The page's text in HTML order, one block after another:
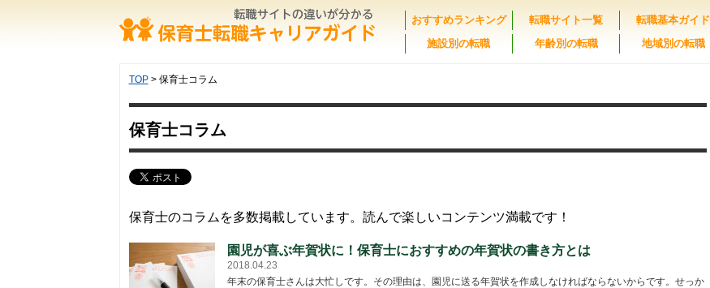
おすすめランキング 転職サイト一覧 転職基本ガイド
施設別の転職
年齢別の転職 地域別の転職
TOP> 保育士コラム
保育士コラム
保育士のコラムを多数掲載しています。読んで楽しいコンテンツ満載です！
園児が喜ぶ年賀状に！保育士におすすめの年賀状の書き方とは
2018.04.23
年末の保育士さんは大忙しです。その理由は、園児に送る年賀状を作成しなければならないからです。せっか